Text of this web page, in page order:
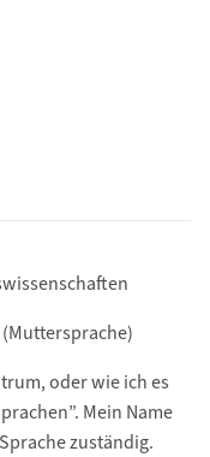
oder wie ich es
Mein Name
zuständig.